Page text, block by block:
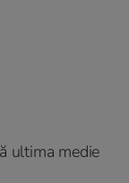
ultima medie